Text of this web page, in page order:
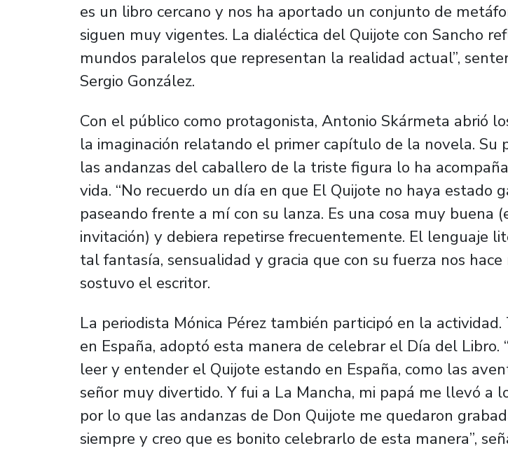
es un libro cercano y nos ha aportado un conjunto de
siguen muy vigentes. La dialéctica del Quijote con Sancho
mundos paralelos que representan la realidad actual”,
Sergio González.
Con el público como protagonista, Antonio Skármeta abrió
la imaginación relatando el primer capítulo de la novela. Su
las andanzas del caballero de la triste figura lo ha
vida. “No recuerdo un día en que El Quijote no haya estado
paseando frente a mí con su lanza. Es una cosa muy buena
invitación) y debiera repetirse frecuentemente. El lenguaje
tal fantasía, sensualidad y gracia que con su fuerza nos hace
sostuvo el escritor.
La periodista Mónica Pérez también participó en la actividad.
en España, adoptó esta manera de celebrar el Día del Libro.
leer y entender el Quijote estando en España, como las
señor muy divertido. Y fui a La Mancha, mi papá me llevó a
por lo que las andanzas de Don Quijote me quedaron
siempre y creo que es bonito celebrarlo de esta manera”,